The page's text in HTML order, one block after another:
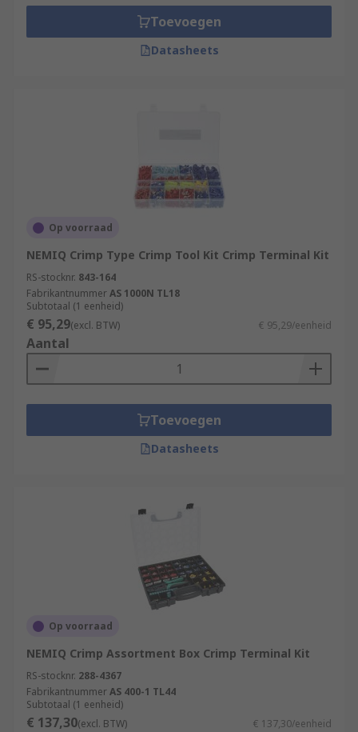
Toevoegen
Datasheets
Op voorraad
NEMIQ Crimp Type Crimp Tool Kit Crimp Terminal Kit
RS-stocknr. 843-164
FabrikantnummerAS 1000N TL18
Subtotaal (1 eenheid)
€ 95,29(excl. BTW) € 95,29/eenheid
Aantal
Toevoegen
Datasheets
Op voorraad
NEMIQ Crimp Assortment Box Crimp Terminal Kit
RS-stocknr. 288-4367
FabrikantnummerAS 400-1 TL44
Subtotaal (1 eenheid)
€ 137,30(excl. BTW) € 137,30/eenheid